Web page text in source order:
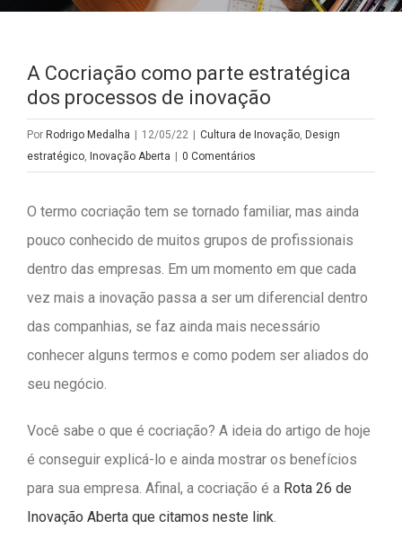
A Cocriação como parte estratégica
dos processos de inovação
Por Rodrigo Medalha | 12/05/22 | Cultura de Inovação Design
estratégico Inovação Aberta | 0 Comentários
O termo cocriação tem se tornado familiar, mas ainda
pouco conhecido de muitos grupos de profissionais
dentro das empresas. Em um momento em que cada
vez mais a inovação passa a ser um diferencial dentro
das companhias, se faz ainda mais necessário
conhecer alguns termos e como podem ser aliados do
seu negócio.
Você sabe o que é cocriação? A ideia do artigo de hoje
é conseguir explicá-lo e ainda mostrar os benefícios
para sua empresa. Afinal, a cocriação é a Rota 26 de
Inovação Aberta que citamos neste link